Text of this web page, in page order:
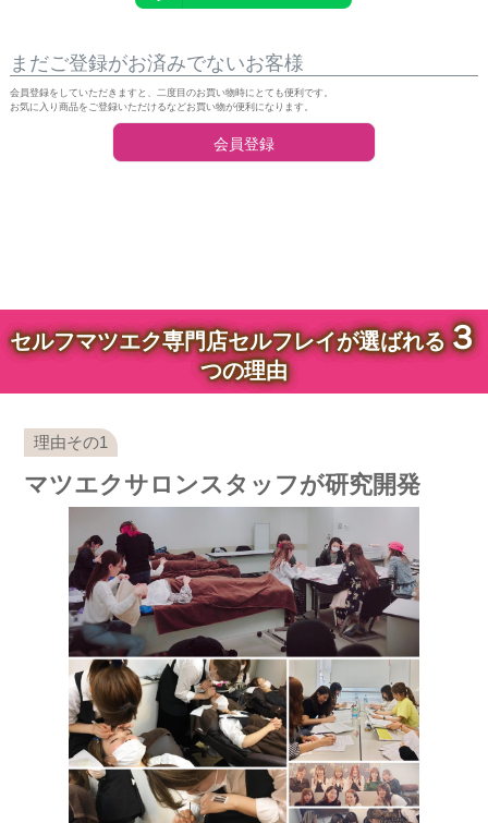
まだご登録がお済みでないお客様
会員登録をしていただきますと、二度目のお買い物時にとても便利です。
お気に入り商品をご登録いただけるなどお買い物が便利になります。
会員登録
セルフマツエク専門店セルフレイが選ばれる３
つの理由
マツエクサロンスタッフが研究開発